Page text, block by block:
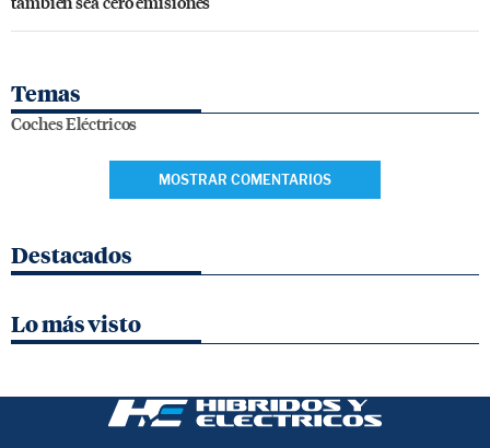
Temas
Coches Eléctricos
MOSTRAR COMENTARIOS
Destacados
Lo más visto